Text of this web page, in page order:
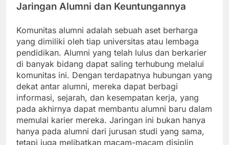
Jaringan Alumni dan Keuntungannya
Komunitas alumni adalah sebuah aset berharga
yang dimiliki oleh tiap universitas atau lembaga
pendidikan. Alumni yang telah lulus dan berkarier
di banyak bidang dapat saling terhubung melalui
komunitas ini. Dengan terdapatnya hubungan yang
dekat antar alumni, mereka dapat berbagi
informasi, sejarah, dan kesempatan kerja, yang
pada akhirnya dapat membantu alumni baru dalam
memulai karier mereka. Jaringan ini bukan hanya
hanya pada alumni dari jurusan studi yang sama,
tetapi juga melibatkan macam-macam disiplin